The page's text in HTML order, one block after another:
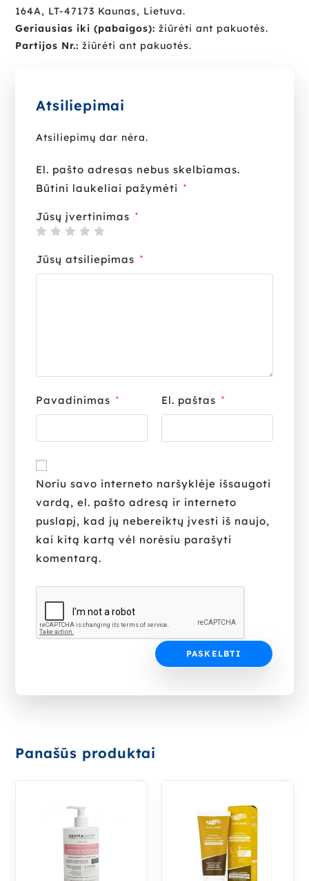
164A, LT-47173 Kaunas, Lietuva.
Geriausias iki (pabaigos): žiūrėti ant pakuotės.
Partijos Nr.: žiūrėti ant pakuotės.
Atsiliepimai
Atsiliepimų dar nėra.
El. pašto adresas nebus skelbiamas.
Būtini laukeliai pažymėti
*
Jūsų įvertinimas *
Jūsų atsiliepimas *
Pavadinimas * El. paštas *
Noriu savo interneto naršyklėje išsaugoti
vardą, el. pašto adresą ir interneto
puslapį, kad jų nebereiktų įvesti iš naujo,
kai kitą kartą vėl norėsiu parašyti
komentarą.
Panašūs produktai